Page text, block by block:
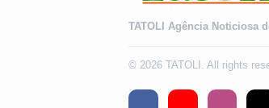
TATOLI Agência Noticiosa
© 2026 TATOLI. All rights